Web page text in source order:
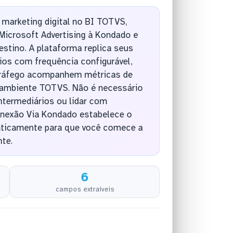
digital no BI TOTVS,
Advertising à Kondado e
A plataforma replica seus
com frequência configurável,
acompanhem métricas de
TOTVS. Não é necessário
ou lidar com
Via Kondado estabelece o
para que você comece a
6
campos extraíveis